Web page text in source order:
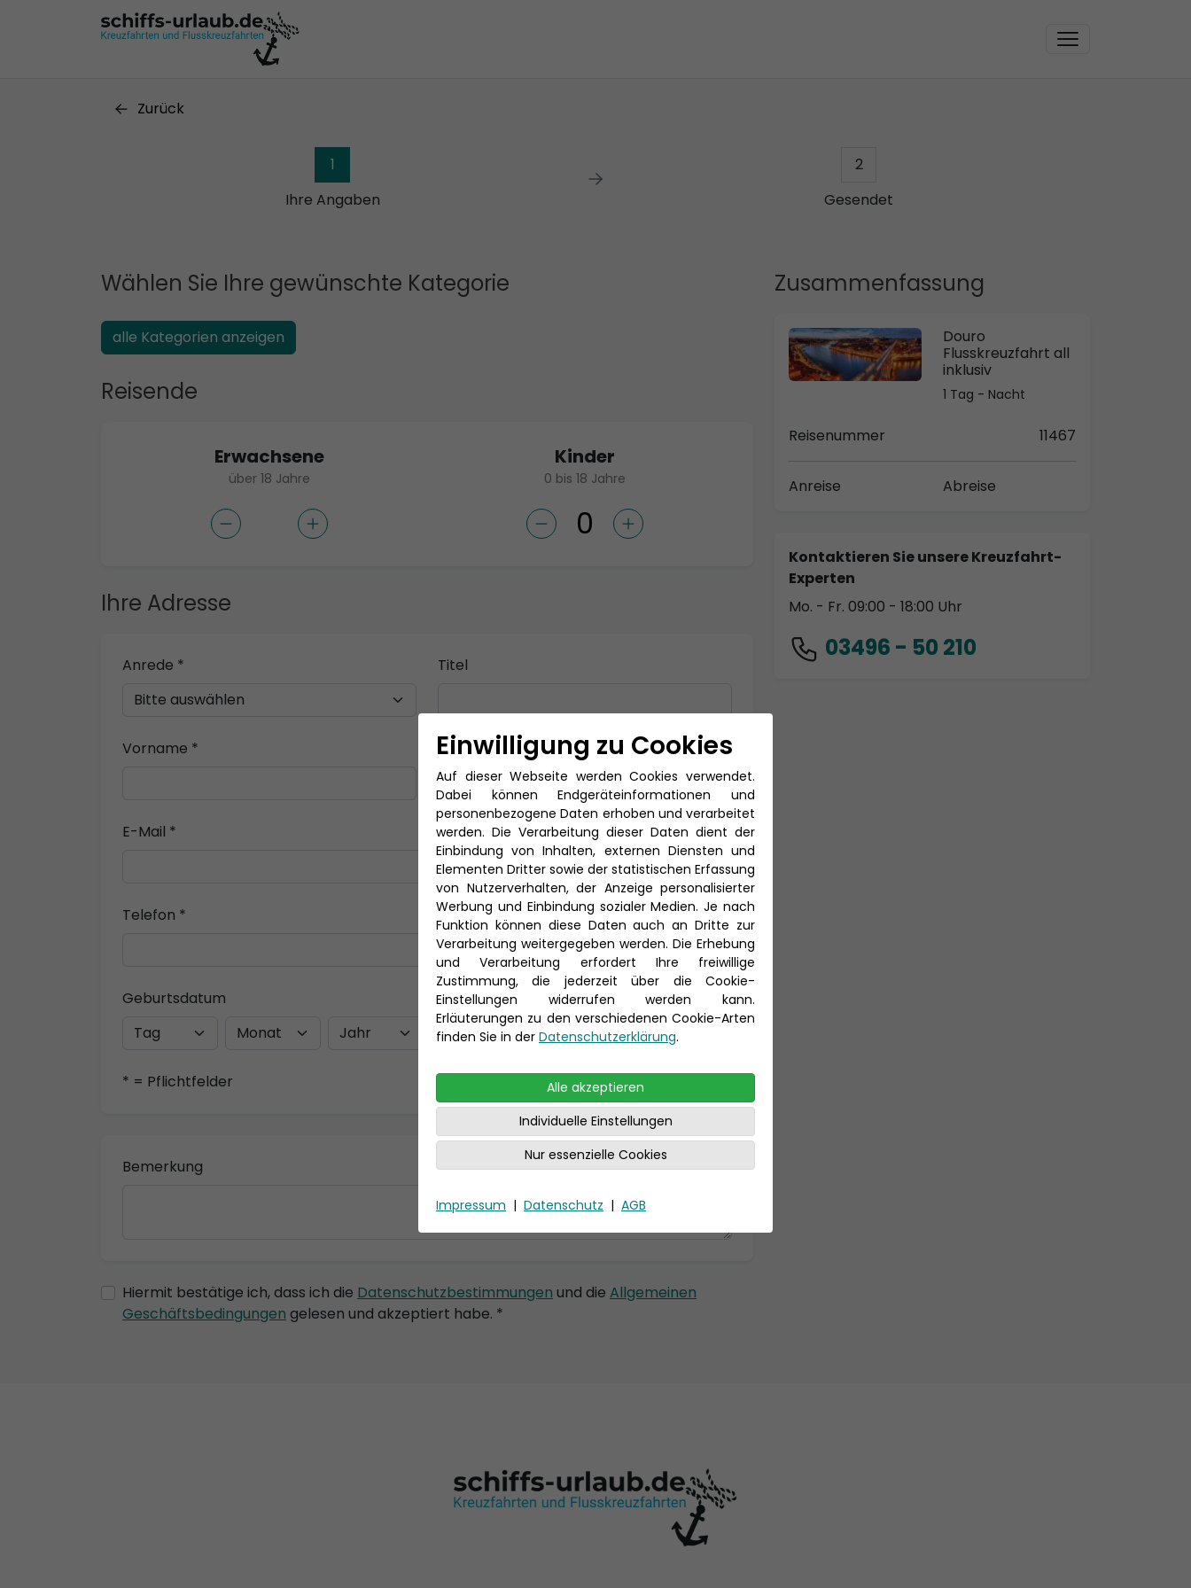
Zurück
1
Ihre Angaben
2
Gesendet
Zusammenfassung
Douro
Flusskreuzfahrt all
inklusiv
1 Tag - Nacht
Reisenummer 11467
Anreise Abreise
Kontaktieren Sie unsere Kreuzfahrt-
Experten
Mo. - Fr. 09:00 - 18:00 Uhr
03496 - 50 210
Wählen Sie Ihre gewünschte Kategorie
alle Kategorien anzeigen
Reisende
Erwachsene
über 18 Jahre
Kinder
0 bis 18 Jahre
Ihre Adresse
Anrede * Titel
Vorname * Nachname *
E-Mail *
Telefon *
Geburtsdatum
* = Pflichtfelder
Bemerkung
Hiermit bestätige ich, dass ich die Datenschutzbestimmungen und die Allgemeinen
Geschäftsbedingungen gelesen und akzeptiert habe. *
Einwilligung zu Cookies
Auf dieser Webseite werden Cookies verwendet.
Dabei können Endgeräteinformationen und
personenbezogene Daten erhoben und verarbeitet
werden. Die Verarbeitung dieser Daten dient der
Einbindung von Inhalten, externen Diensten und
Elementen Dritter sowie der statistischen Erfassung
von Nutzerverhalten, der Anzeige personalisierter
Werbung und Einbindung sozialer Medien. Je nach
Funktion können diese Daten auch an Dritte zur
Verarbeitung weitergegeben werden. Die Erhebung
und Verarbeitung erfordert Ihre freiwillige
Zustimmung, die jederzeit über die Cookie-
Einstellungen widerrufen werden kann.
Erläuterungen zu den verschiedenen Cookie-Arten
finden Sie in der Datenschutzerklärung.
Alle akzeptieren
Individuelle Einstellungen
Nur essenzielle Cookies
Impressum | Datenschutz | AGB